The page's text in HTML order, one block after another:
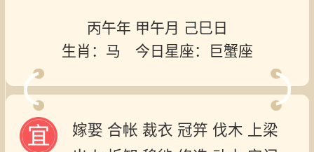
丙午年 甲午月 己巳日
生肖：马 今日星座：巨蟹座
嫁娶 合帐 裁衣 冠笄 伐木
上梁